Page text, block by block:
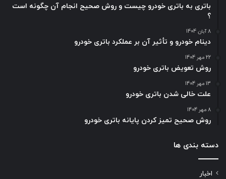
باتری به باتری خودرو چیست و روش صحیح انجام آن چگونه است
؟
8 آبان 1404
دینام خودرو و تأثیر آن بر عملکرد باتری خودرو
22 مهر 1404
روش تعویض باتری خودرو
13 مهر 1404
علت خالی شدن باتری خودرو
8 مهر 1404
روش صحیح تمیز کردن پایانه باتری خودرو
دسته بندی ها
اخبار